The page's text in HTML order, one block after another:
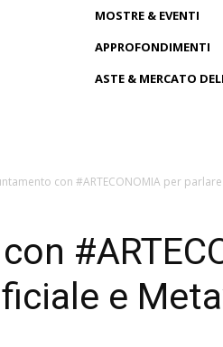
MOSTRE & EVENTI
APPROFONDIMENTI
ASTE & MERCATO
con #ARTECONOMIA per
e